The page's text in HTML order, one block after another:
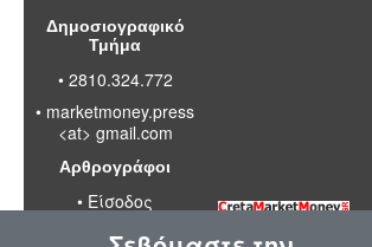
Δημοσιογραφικό
Τμήμα
• 2810.324.772
• marketmoney.press
<at> gmail.com
Αρθρογράφοι
• Είσοδος